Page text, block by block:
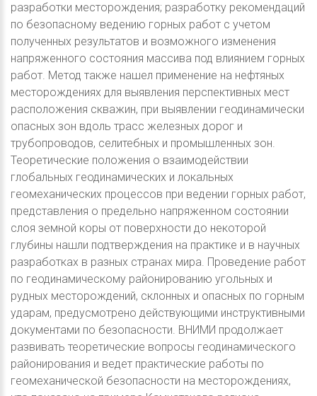
разработки месторождения; разработку рекомендаций
по безопасному ведению горных работ с учетом
полученных результатов и возможного изменения
напряженного состояния массива под влиянием горных
работ. Метод также нашел применение на нефтяных
месторождениях для выявления перспективных мест
расположения скважин, при выявлении геодинамически
опасных зон вдоль трасс железных дорог и
трубопроводов, селитебных и промышленных зон.
Теоретические положения о взаимодействии
глобальных геодинамических и локальных
геомеханических процессов при ведении горных работ,
представления о предельно напряженном состоянии
слоя земной коры от поверхности до некоторой
глубины нашли подтверждения на практике и в научных
разработках в разных странах мира. Проведение работ
по геодинамическому районированию угольных и
рудных месторождений, склонных и опасных по горным
ударам, предусмотрено действующими инструктивными
документами по безопасности. ВНИМИ продолжает
развивать теоретические вопросы геодинамического
районирования и ведет практические работы по
геомеханической безопасности на месторождениях,